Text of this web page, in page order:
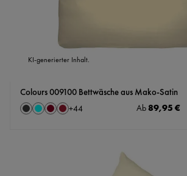
KI-generierter Inhalt.
Colours 009100 Bettwäsche aus Mako-Satin
Farbeauswählen
Anthrazit
AquaBordeaux
Cassis
+44 Regulärer Preis:
Ab89,95 €